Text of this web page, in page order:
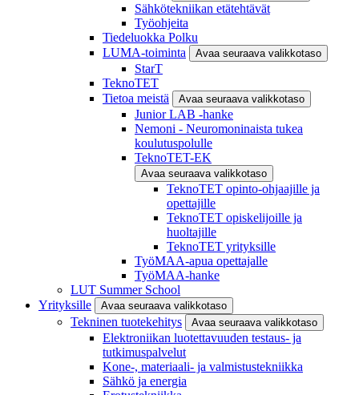
Sähkötekniikan etätehtävät
Työohjeita
Tiedeluokka Polku
LUMA-toiminta
Avaa seuraava valikkotaso
StarT
TeknoTET
Tietoa meistä
Avaa seuraava valikkotaso
Junior LAB -hanke
Nemoni - Neuromoninaista tukea
koulutuspolulle
TeknoTET-EK
Avaa seuraava valikkotaso
TeknoTET opinto-ohjaajille ja
opettajille
TeknoTET opiskelijoille ja
huoltajille
TeknoTET yrityksille
TyöMAA-apua opettajalle
TyöMAA-hanke
LUT Summer School
Yrityksille
Avaa seuraava valikkotaso
Tekninen tuotekehitys Avaa seuraava valikkotaso
Elektroniikan luotettavuuden testaus- ja
tutkimuspalvelut
Kone-, materiaali- ja valmistustekniikka
Sähkö ja energia